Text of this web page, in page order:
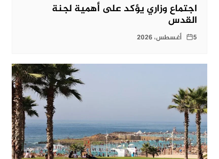
اجتماع وزاري يؤكد على أهمية لجنة
القدس
5 أغسطس، 2026